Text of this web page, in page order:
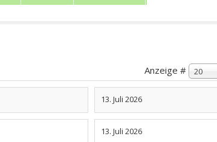
Anzeige #
20
13. Juli 2026
13. Juli 2026